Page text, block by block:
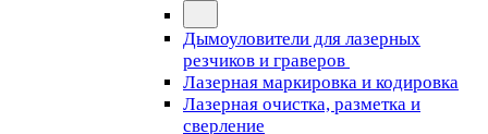
Дымоуловители для лазерных
резчиков и граверов
Лазерная маркировка и кодировка
Лазерная очистка, разметка и
сверление